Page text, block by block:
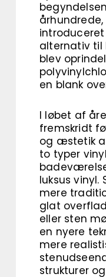
alternativ til
blev
en blank
I løbet af
fremskridt
og æstetik
to typer
luksus
mere
glat
eller sten
en nyere
mere
strukturer